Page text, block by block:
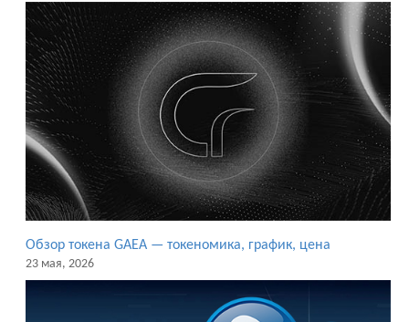
Обзор токена GAEA — токеномика, график, цена
23 мая, 2026